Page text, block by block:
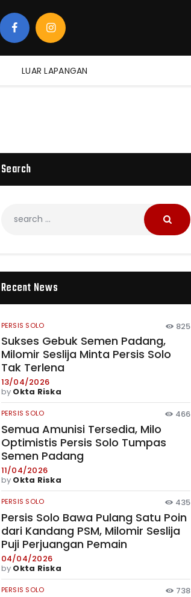
LUAR LAPANGAN
Search
Recent News
PERSIS SOLO 825
Sukses Gebuk Semen Padang,
Milomir Seslija Minta Persis Solo
Tak Terlena
13/04/2026
by Okta Riska
PERSIS SOLO 466
Semua Amunisi Tersedia, Milo
Optimistis Persis Solo Tumpas
Semen Padang
11/04/2026
by Okta Riska
PERSIS SOLO 435
Persis Solo Bawa Pulang Satu Poin
dari Kandang PSM, Milomir Seslija
Puji Perjuangan Pemain
04/04/2026
by Okta Riska
PERSIS SOLO 738